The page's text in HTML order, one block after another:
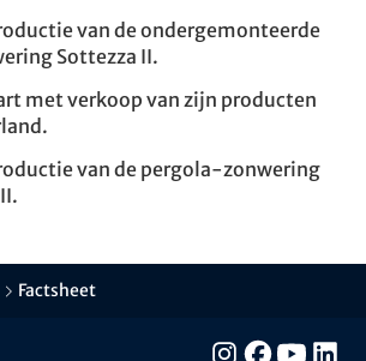
van de ondergemonteerde
Sottezza II.
met verkoop van zijn producten
van de pergola-zonwering
Factsheet